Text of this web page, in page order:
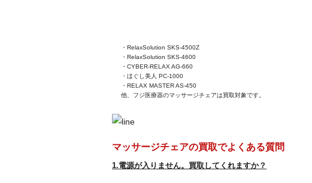
・RelaxSolution SKS-4500Z
・RelaxSolution SKS-4600
・CYBER-RELAX AG-660
・ほぐし美人 PC-1000
・RELAX MASTER AS-450
他、フジ医療器のマッサージチェアは買取対象です。
マッサージチェアの買取でよくある質問
1.電源が入りません。買取してくれますか？